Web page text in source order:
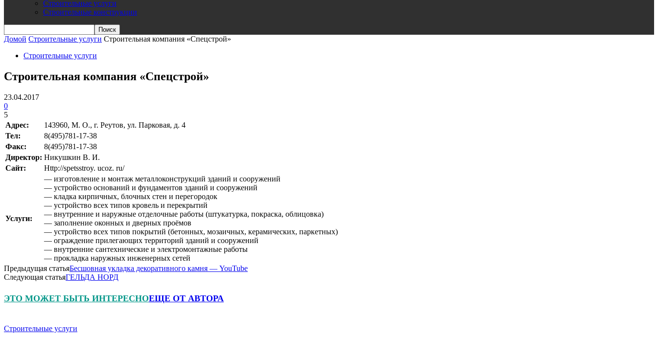
Строительные услуги
Строительные конструкции
Домой Строительные услуги Строительная компания «Спецстрой»
Строительные услуги
Строительная компания «Спецстрой»
23.04.2017
0
5
Адрес:
143960, М. О., г. Реутов, ул. Парковая, д. 4
Teл:
8(495)781-17-38
Факс:
8(495)781-17-38
Директор: Никушкин В. И.
Сайт:
Http://spetsstroy. ucoz. ru/
Услуги:
— изготовление и монтаж металлоконструкций зданий и сооружений
— устройство оснований и фундаментов зданий и сооружений
— кладка кирпичных, блочных стен и перегородок
— устройство всех типов кровель и перекрытий
— внутренние и наружные отделочные работы (штукатурка, покраска, облицовка)
— заполнение оконных и дверных проёмов
— устройство всех типов покрытий (бетонных, мозаичных, керамических, паркетных)
— ограждение прилегающих территорий зданий и сооружений
— внутренние сантехнические и электромонтажные работы
— прокладка наружных инженерных сетей
Предыдущая статьяБесшовная укладка декоративного камня — YouTube
Следующая статьяГЕЛЬДА НОРД
ЭТО МОЖЕТ БЫТЬ ИНТЕРЕСНОЕЩЕ ОТ АВТОРА
Строительные услуги